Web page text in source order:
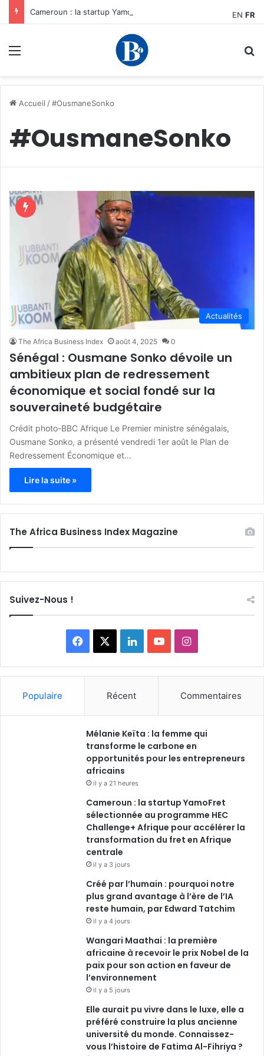
Cameroun : la startup YamoFret sélectionnée au programme HEC Challenge+ Afrique pour accélérer la transformation du fret en Afrique centrale
Accueil /#OusmaneSonko
#OusmaneSonko
Actualités
The Africa Business Index août 4, 2025 0
Sénégal : Ousmane Sonko dévoile un
ambitieux plan de redressement
économique et social fondé sur la
souveraineté budgétaire
Crédit photo-BBC Afrique Le Premier ministre sénégalais,
Ousmane Sonko, a présenté vendredi 1er août le Plan de
Redressement Économique et…
Lire la suite »
The Africa Business Index Magazine
Suivez-Nous !
a
b
o
o
k
L
i
e
d
i
n
o
u
b
I
n
a
g
a
m
Populaire Récent Commentaires
Mélanie Keïta : la femme qui
transforme le carbone en
opportunités pour les entrepreneurs
africains
il y a 21 heures
Cameroun : la startup YamoFret
sélectionnée au programme HEC
Challenge+ Afrique pour accélérer la
transformation du fret en Afrique
centrale
il y a 3 jours
Créé par l’humain : pourquoi notre
plus grand avantage à l’ère de l’IA
reste humain, par Edward Tatchim
il y a 4 jours
Wangari Maathai : la première
africaine à recevoir le prix Nobel de la
paix pour son action en faveur de
l’environnement
il y a 5 jours
Elle aurait pu vivre dans le luxe, elle a
préféré construire la plus ancienne
université du monde. Connaissez-
vous l’histoire de Fatima Al-Fihriya ?
EN FR